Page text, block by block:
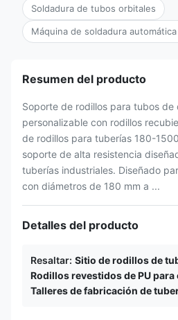
Soldadura de tubos orbitales
Máquina de soldadura
Resumen del producto
Soporte de rodillos para tubos de
personalizable con rodillos
de rodillos para tuberías 180-
soporte de alta resistencia
tuberías industriales. Diseñado
con diámetros de 180 mm a ...
Detalles del producto
Resaltar: Sitio de rodillos de
Rodillos revestidos de PU para
Talleres de fabricación de